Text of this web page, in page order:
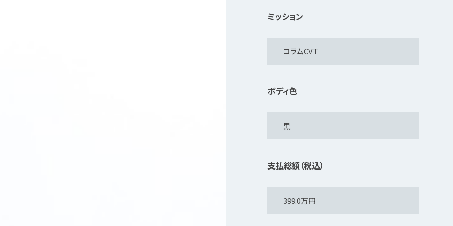
ミッション
ボディ色
支払総額（税込）